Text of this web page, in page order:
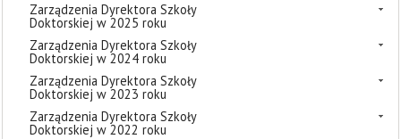
Zarządzenia Dyrektora Szkoły
Doktorskiej w 2025 roku
Zarządzenia Dyrektora Szkoły
Doktorskiej w 2024 roku
Zarządzenia Dyrektora Szkoły
Doktorskiej w 2023 roku
Zarządzenia Dyrektora Szkoły
Doktorskiej w 2022 roku